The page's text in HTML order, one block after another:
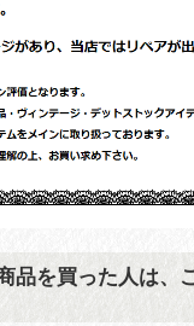
品を買った人は、